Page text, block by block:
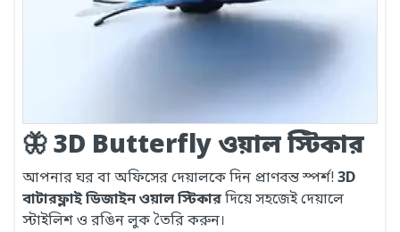
🦋3D Butterfly ওয়াল স্টিকার
আপনার ঘর বা অফিসের দেয়ালকে দিন প্রাণবন্ত স্পর্শ!3D
বাটারফ্লাই ডিজাইন ওয়াল স্টিকারদিয়ে সহজেই দেয়ালে
স্টাইলিশ ও রঙিন লুক তৈরি করুন।